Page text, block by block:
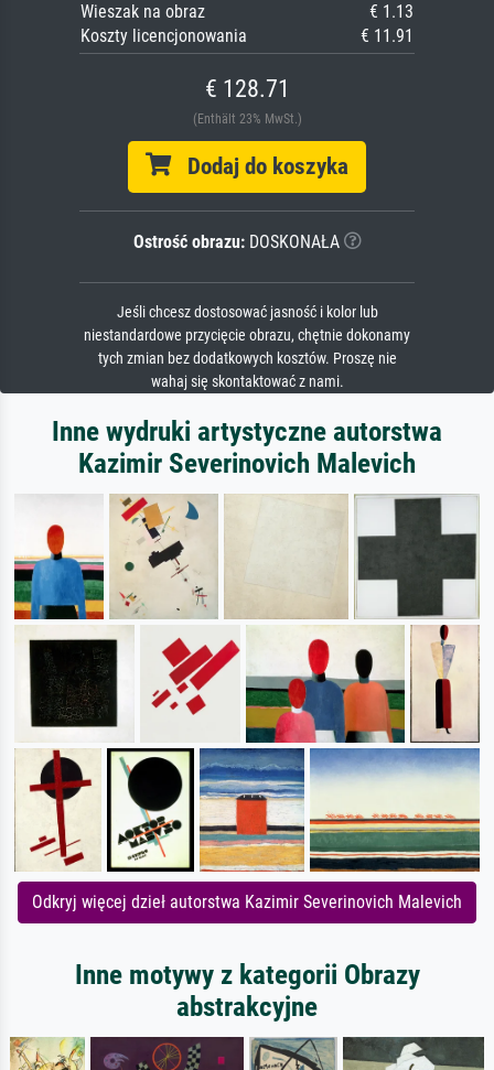
Wieszak na obraz
€ 1.13
Koszty licencjonowania
€ 11.91
€ 128.71
(Enthält 23% MwSt.)
Dodaj do koszyka
Ostrość obrazu:DOSKONAŁA
Jeśli chcesz dostosować jasność i kolor lub
niestandardowe przycięcie obrazu, chętnie dokonamy
tych zmian bez dodatkowych kosztów. Proszę nie
wahaj się skontaktować z nami.
Inne wydruki artystyczne autorstwa
Kazimir Severinovich Malevich
Odkryj więcej dzieł autorstwa Kazimir Severinovich Malevich
Inne motywy z kategorii Obrazy
abstrakcyjne